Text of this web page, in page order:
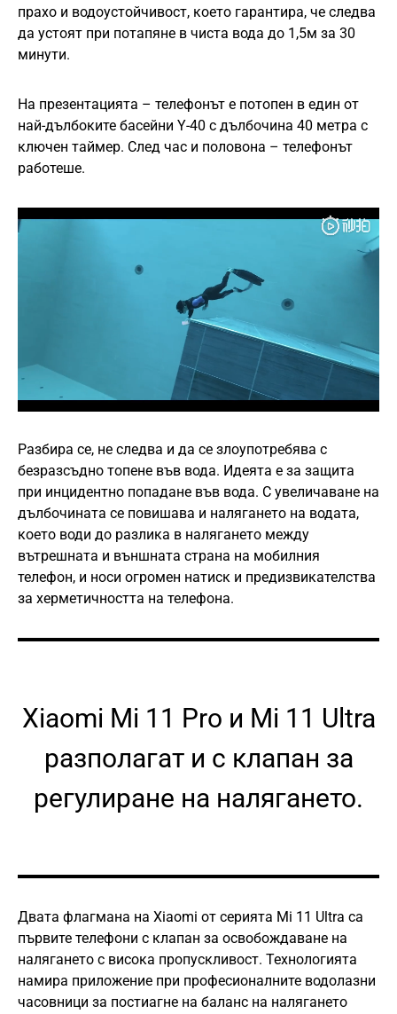
прахо и водоустойчивост, което гарантира, че следва
да устоят при потапяне в чиста вода до 1,5м за 30
минути.
На презентацията – телефонът е потопен в един от
най-дълбоките басейни Y-40 с дълбочина 40 метра с
ключен таймер. След час и половона – телефонът
работеше.
Разбира се, не следва и да се злоупотребява с
безразсъдно топене във вода. Идеята е за защита
при инцидентно попадане във вода. С увеличаване на
дълбочината се повишава и налягането на водата,
което води до разлика в налягането между
вътрешната и външната страна на мобилния
телефон, и носи огромен натиск и предизвикателства
за херметичността на телефона.
Xiaomi Mi 11 Pro и Mi 11 Ultra
разполагат и с клапан за
регулиране на налягането.
Двата флагмана на Xiaomi от серията Mi 11 Ultra са
първите телефони с клапан за освобождаване на
налягането с висока пропускливост. Технологията
намира приложение при професионалните водолазни
часовници за постиагне на баланс на налягането